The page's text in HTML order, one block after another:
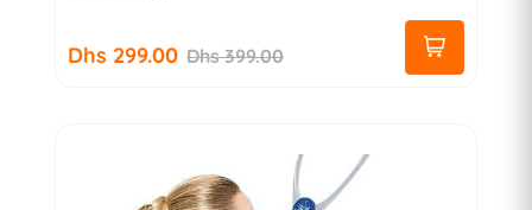
Dhs 299.00 Dhs 399.00